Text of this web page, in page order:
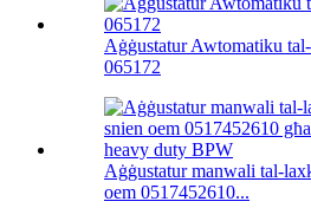
Aġġustatur Awtomatiku
065172
Aġġustatur manwali tal-
oem 0517452610...